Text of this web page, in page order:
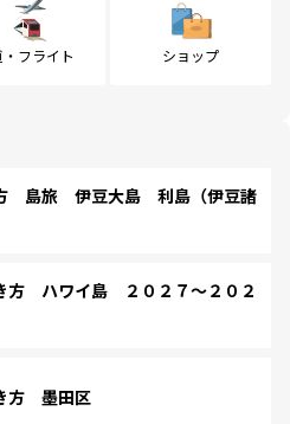
フライト ショップ
島旅 伊豆大島 利島（伊豆諸
方 ハワイ島 ２０２７～２０２
方 墨田区